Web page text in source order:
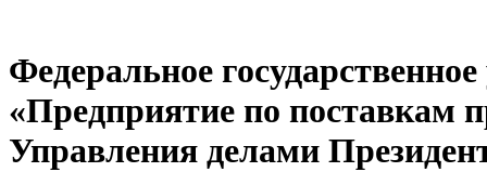
Федеральное
«Предприятие по поставкам
Управления делами